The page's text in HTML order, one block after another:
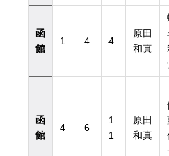
函
館
1 4 4
原田
和真
函
館
4 6
1
1
原田
和真